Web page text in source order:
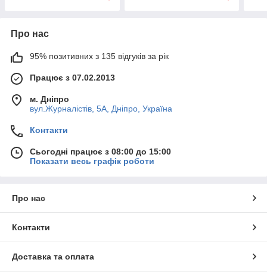
Про нас
95% позитивних з 135 відгуків за рік
Працює з 07.02.2013
м. Дніпро
вул.Журналістів, 5А, Дніпро, Україна
Контакти
Сьогодні працює з 08:00 до 15:00
Показати весь графік роботи
Про нас
Контакти
Доставка та оплата